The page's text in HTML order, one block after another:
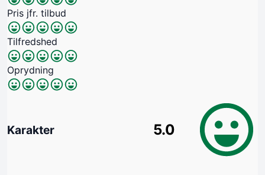
Pris jfr. tilbud
Tilfredshed
Oprydning
Karakter 5.0